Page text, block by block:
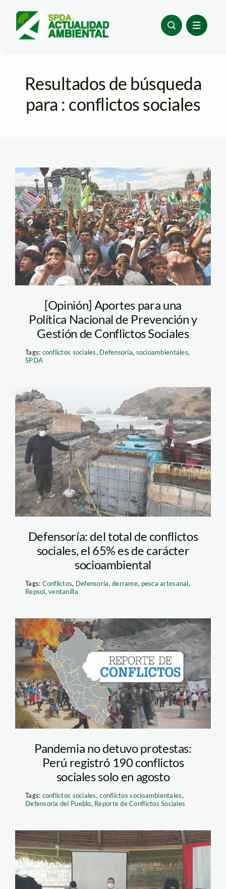
content
Resultados de búsqueda
para : conflictos sociales
Conflicto Conga
[Opinión] Aportes para una
Política Nacional de Prevención y
Gestión de Conflictos Sociales
Tags: conflictos sociales, Defensoría, socioambientales,
SPDA
pescador-de-
ventanilla—derrame-
de-petroleo—jaime-
tranca—spda
Defensoría: del total de conflictos
sociales, el 65% es de carácter
socioambiental
Tags: Conflictos, Defensoría,derrame, pesca artesanal,
Repsol,ventanilla
imagen reporte
conflictos sociales
foto defensoria del
pueblo
Pandemia no detuvo protestas:
Perú registró 190 conflictos
sociales solo en agosto
Tags: conflictos sociales,conflictos socioambientales,
Defensoría del Pueblo, Reporte de Conflictos Sociales
reuniónMincul_Orpio